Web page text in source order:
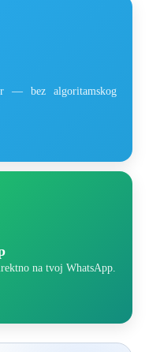
— bez algoritamskog
na tvoj WhatsApp.